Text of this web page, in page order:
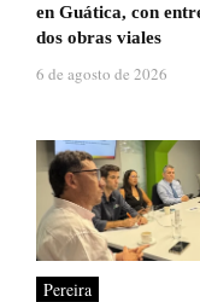
en Guática, con
dos obras viales
6 de agosto de 2026
Pereira